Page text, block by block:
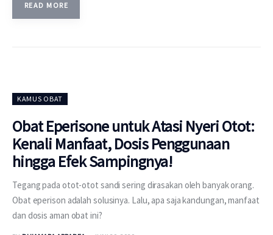
Layanan
READ MORE
KAMUS OBAT
Obat Eperisone untuk Atasi Nyeri Otot:
Kenali Manfaat, Dosis Penggunaan
hingga Efek Sampingnya!
Tegang pada otot-otot sandi sering dirasakan oleh banyak orang.
Obat eperison adalah solusinya. Lalu, apa saja kandungan, manfaat
dan dosis aman obat ini?